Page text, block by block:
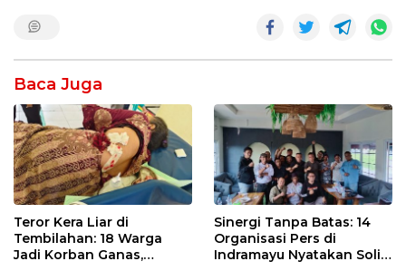
Baca Juga
Teror Kera Liar di
Tembilahan: 18 Warga
Jadi Korban Ganas,
Sinergi Tanpa Batas: 14
Organisasi Pers di
Indramayu Nyatakan Solid